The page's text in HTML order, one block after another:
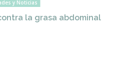
y Noticias
la grasa abdominal